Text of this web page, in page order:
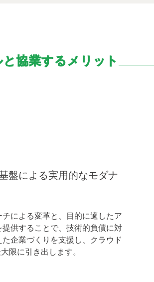
協業するメリット
盤による実用的なモダナ
による変革と、目的に適したア
供することで、技術的負債に対
企業づくりを支援し、クラウド
限に引き出します。​